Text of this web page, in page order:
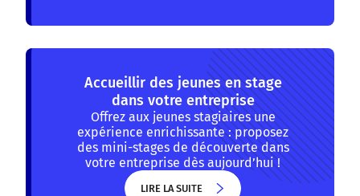
Accueillir des jeunes en stage
dans votre entreprise
Offrez aux jeunes stagiaires une
expérience enrichissante : proposez
des mini-stages de découverte dans
votre entreprise dès aujourd’hui !
LIRE LA SUITE